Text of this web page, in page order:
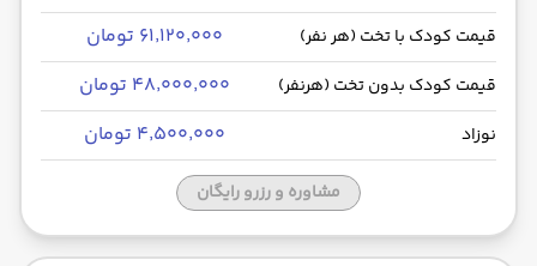
قیمت کودک با تخت (هر نفر) ۶۱٬۱۲۰٬۰۰۰ تومان
قیمت کودک بدون تخت (هرنفر) ۴۸٬۰۰۰٬۰۰۰ تومان
نوزاد ۴٬۵۰۰٬۰۰۰ تومان
مشاوره و رزرو رایگان